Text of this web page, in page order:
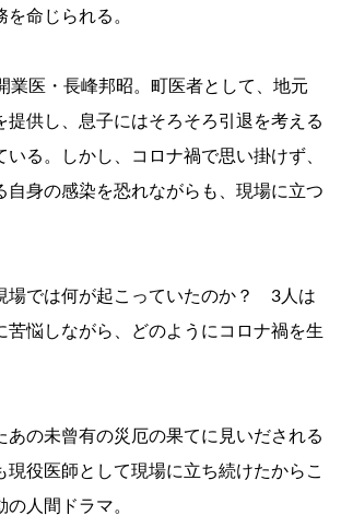
を命じられる。
業医・長峰邦昭。町医者として、地元
提供し、息子にはそろそろ引退を考える
いる。しかし、コロナ禍で思い掛けず、
自身の感染を恐れながらも、現場に立つ
場では何が起こっていたのか？ 3人は
苦悩しながら、どのようにコロナ禍を生
あの未曾有の災厄の果てに見いだされる
現役医師として現場に立ち続けたからこ
人間ドラマ。